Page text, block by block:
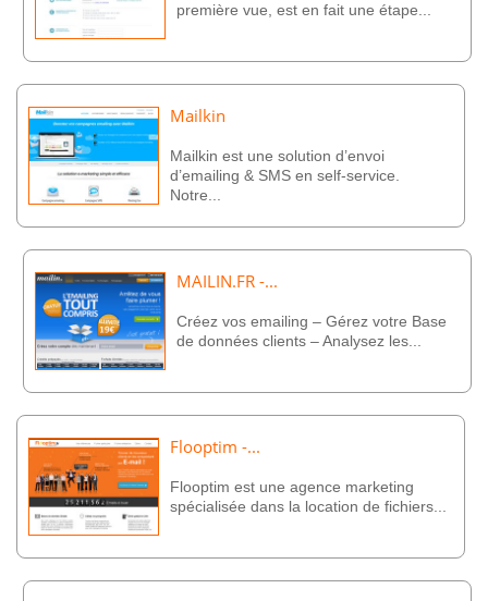
première vue, est en fait une étape...
Mailkin
Mailkin est une solution d’envoi
d’emailing & SMS en self-service.
Notre...
MAILIN.FR -...
Créez vos emailing – Gérez votre Base
de données clients – Analysez les...
Flooptim -...
Flooptim est une agence marketing
spécialisée dans la location de fichiers...